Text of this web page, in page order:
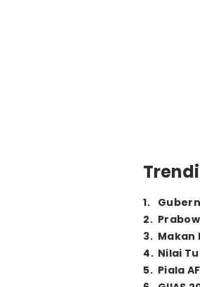
1.
2.
3. Makan
4. Nilai
5. Piala